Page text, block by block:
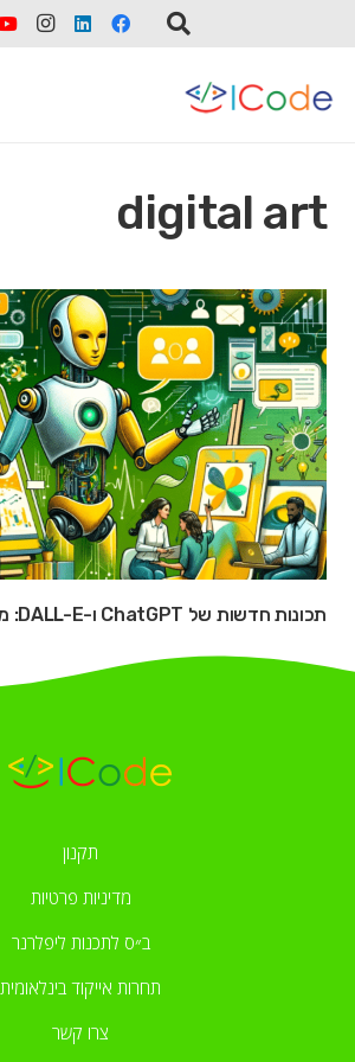
digital art
תכונות חדשות של ChatGPT ו-DALL-E: מדריך מקיף
תקנון
מדיניות פרטיות
ב״ס לתכנות ליפלרנר
תחרות אייקוד בינלאומית
צרו קשר